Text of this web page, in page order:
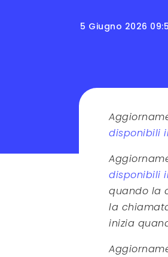
5 Giugno 2026
disponibili
disponibili
quando la
la
inizia